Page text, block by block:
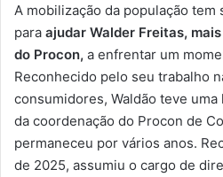
A mobilização da população tem
para ajudar Walder Freitas,
do Procon, a enfrentar um
Reconhecido pelo seu trabalho
consumidores, Waldão teve
da coordenação do Procon de
permaneceu por vários anos.
de 2025, assumiu o cargo de